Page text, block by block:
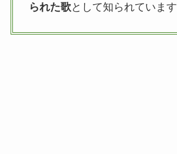
られた歌として知られています